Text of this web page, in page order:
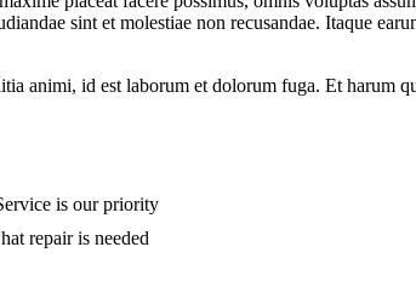
sint et molestiae non recusandae. Itaque
animi, id est laborum et dolorum fuga. Et harum
is our priority
repair is needed